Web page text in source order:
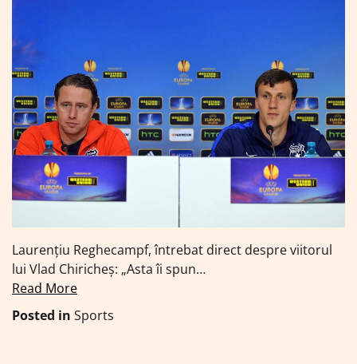
Laurențiu Reghecampf, întrebat direct despre viitorul
lui Vlad Chiricheș: „Asta îi spun…
Read More
Posted in Sports